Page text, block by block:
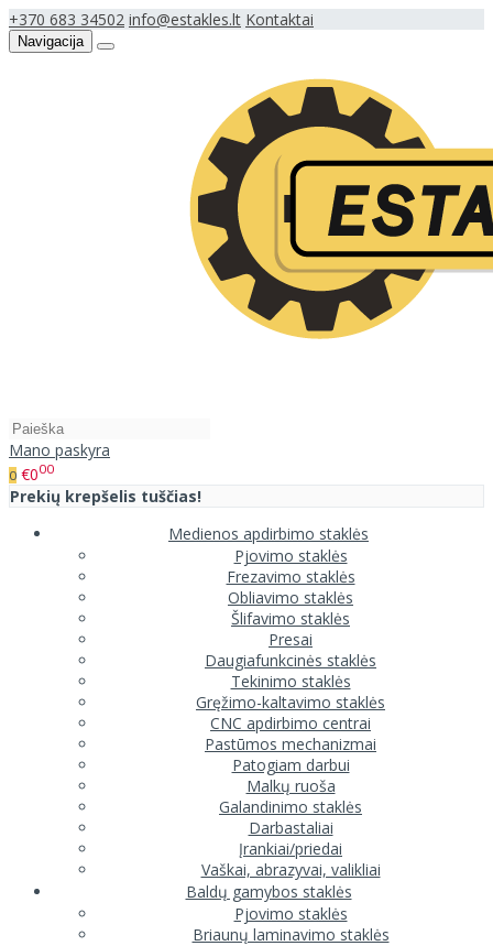
+370 683 34502 info@estakles.lt Kontaktai
Navigacija
Mano paskyra
0 €000
Prekių krepšelis tuščias!
Medienos apdirbimo staklės
Pjovimo staklės
Frezavimo staklės
Obliavimo staklės
Šlifavimo staklės
Presai
Daugiafunkcinės staklės
Tekinimo staklės
Gręžimo-kaltavimo staklės
CNC apdirbimo centrai
Pastūmos mechanizmai
Patogiam darbui
Malkų ruoša
Galandinimo staklės
Darbastaliai
Įrankiai/priedai
Vaškai, abrazyvai, valikliai
Baldų gamybos staklės
Pjovimo staklės
Briaunų laminavimo staklės